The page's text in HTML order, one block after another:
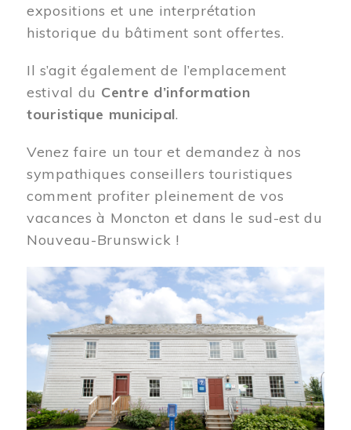
expositions et une interprétation
historique du bâtiment sont offertes.
Il s’agit également de l’emplacement
estival du Centre d’information
touristique municipal.
Venez faire un tour et demandez à nos
sympathiques conseillers touristiques
comment profiter pleinement de vos
vacances à Moncton et dans le sud-est du
Nouveau-Brunswick !
Image